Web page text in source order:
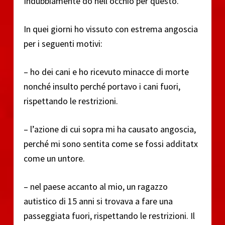
In quei giorni ho vissuto con estrema angoscia
per i seguenti motivi:
– ho dei cani e ho ricevuto minacce di morte
nonché insulto perché portavo i cani fuori,
rispettando le restrizioni.
– l’azione di cui sopra mi ha causato angoscia,
perché mi sono sentita come se fossi additatx
come un untore.
– nel paese accanto al mio, un ragazzo
autistico di 15 anni si trovava a fare una
passeggiata fuori, rispettando le restrizioni. Il